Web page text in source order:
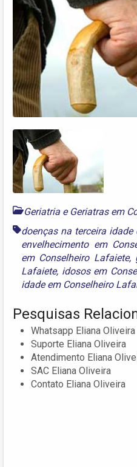
Geriatria e Geriatras em
doenças na terceira
envelhecimento em
em Conselheiro Lafaiete,
Lafaiete, idosos em
idade em Conselheiro
Pesquisas
Whatsapp Eliana Oliveira
Suporte Eliana Oliveira
Atendimento Eliana
SAC Eliana Oliveira
Contato Eliana Oliveira